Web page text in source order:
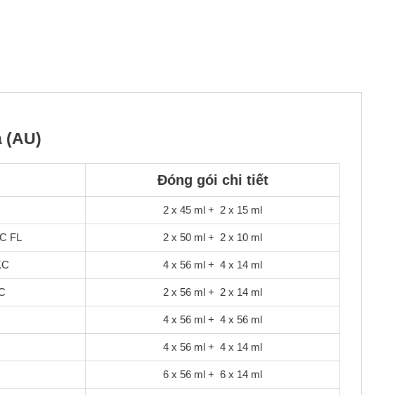
(AU)
Đóng gói chi tiết
2 x 45 ml + 2 x 15 ml
FL 2 x 50 ml + 2 x 10 ml
4 x 56 ml + 4 x 14 ml
2 x 56 ml + 2 x 14 ml
4 x 56 ml + 4 x 56 ml
4 x 56 ml + 4 x 14 ml
6 x 56 ml + 6 x 14 ml